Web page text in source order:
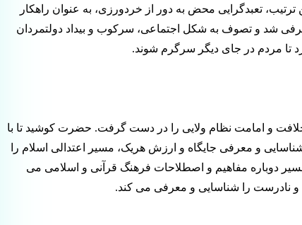
تعبدگرایی محض به دور از خردورزی، به عنوان راهکار
شد و تصوف به شکل اجتماعی، سرکوب و بیداد دولتمردان
تا مردم در جای دیگر سرگرم شوند.
و امامت نظام ولایی را در دست گرفت. حضرت کوشید تا با
و معرفی جایگاه و ارزش هریک، مسیر اعتدالی اسلام را
دوباره مفاهیم و اصطلاحات فرهنگ قرآنی و اسلامی می
و نادرست را شناسایی و معرفی می کند.